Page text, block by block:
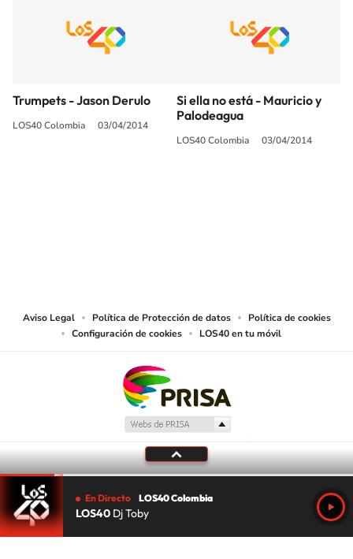
Trumpets - Jason Derulo
LOS40 Colombia 03/04/2014
Si ella no está - Mauricio y
Palodeagua
LOS40 Colombia 03/04/2014
Aviso Legal Política de Protección de datos
Política de cookies
Configuración de cookies
LOS40 en tu móvil
En Directo LOS40 Colombia
LOS40 Dj Toby